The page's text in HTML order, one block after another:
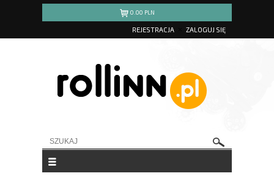
0.00 PLN
REJESTRACJA ZALOGUJ SIĘ